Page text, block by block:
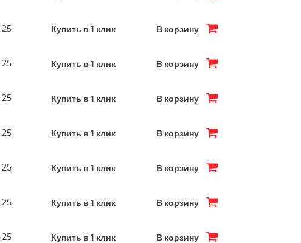
25 Купить в 1 клик В корзину
25 Купить в 1 клик В корзину
25 Купить в 1 клик В корзину
25 Купить в 1 клик В корзину
25 Купить в 1 клик В корзину
25 Купить в 1 клик В корзину
25 Купить в 1 клик В корзину